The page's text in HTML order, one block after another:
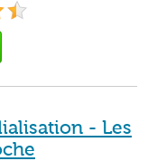
- Les